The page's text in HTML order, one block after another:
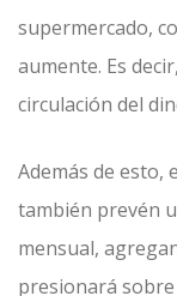
supermercado,
aumente. Es
circulación del
Además de esto,
también prevén
mensual,
presionará